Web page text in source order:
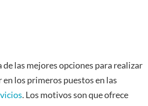
las mejores opciones para realizar
los primeros puestos en las
. Los motivos son que ofrece